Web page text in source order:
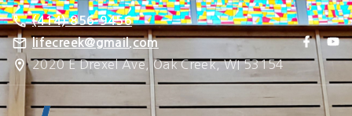
S
k
i
p
t
(414) 856-9456
lifecreek@gmail.com
2020 E Drexel Ave, Oak Creek, WI 53154
f
a
c
e
b
y
u
b